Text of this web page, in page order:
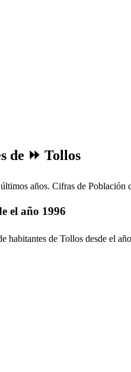
de ⏩ Tollos
años. Cifras de
el año 1996
habitantes de Tollos desde el